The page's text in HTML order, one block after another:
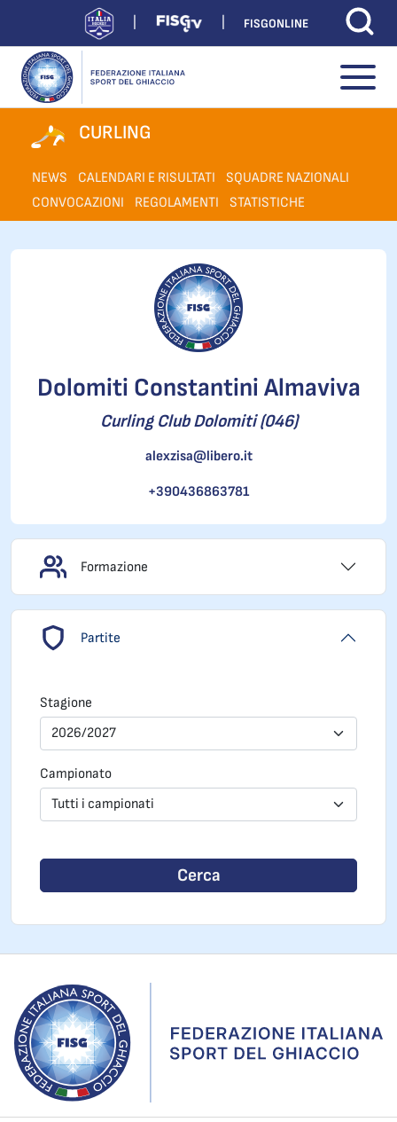
FISGONLINE
CURLING
NEWS CALENDARI E RISULTATI
SQUADRE NAZIONALI
CONVOCAZIONI
REGOLAMENTI STATISTICHE
Dolomiti Constantini Almaviva
Curling Club Dolomiti (046)
alexzisa@libero.it
+390436863781
Formazione
Partite
Stagione
2026/2027
Campionato
Tutti i campionati
Cerca